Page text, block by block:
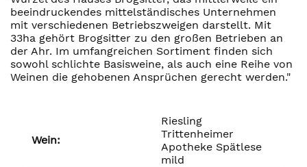
beeindruckendes mittelständisches Unternehmen
mit verschiedenen Betriebszweigen darstellt. Mit
33ha gehört Brogsitter zu den großen Betrieben an
der Ahr. Im umfangreichen Sortiment finden sich
sowohl schlichte Basisweine, als auch eine Reihe von
Weinen die gehobenen Ansprüchen gerecht werden."
Wein:
Riesling
Trittenheimer
Apotheke Spätlese
mild